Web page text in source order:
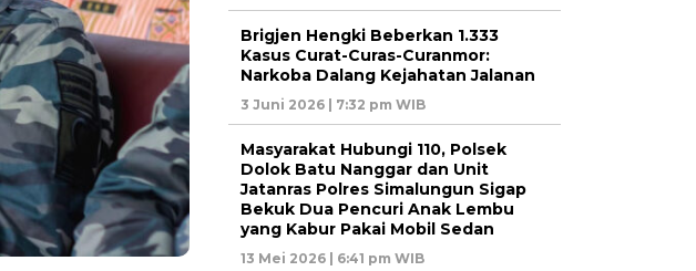
Brigjen Hengki Beberkan 1.333
Kasus Curat-Curas-Curanmor:
Narkoba Dalang Kejahatan Jalanan
3 Juni 2026 | 7:32 pm WIB
Masyarakat Hubungi 110, Polsek
Dolok Batu Nanggar dan Unit
Jatanras Polres Simalungun Sigap
Bekuk Dua Pencuri Anak Lembu
yang Kabur Pakai Mobil Sedan
13 Mei 2026 | 6:41 pm WIB